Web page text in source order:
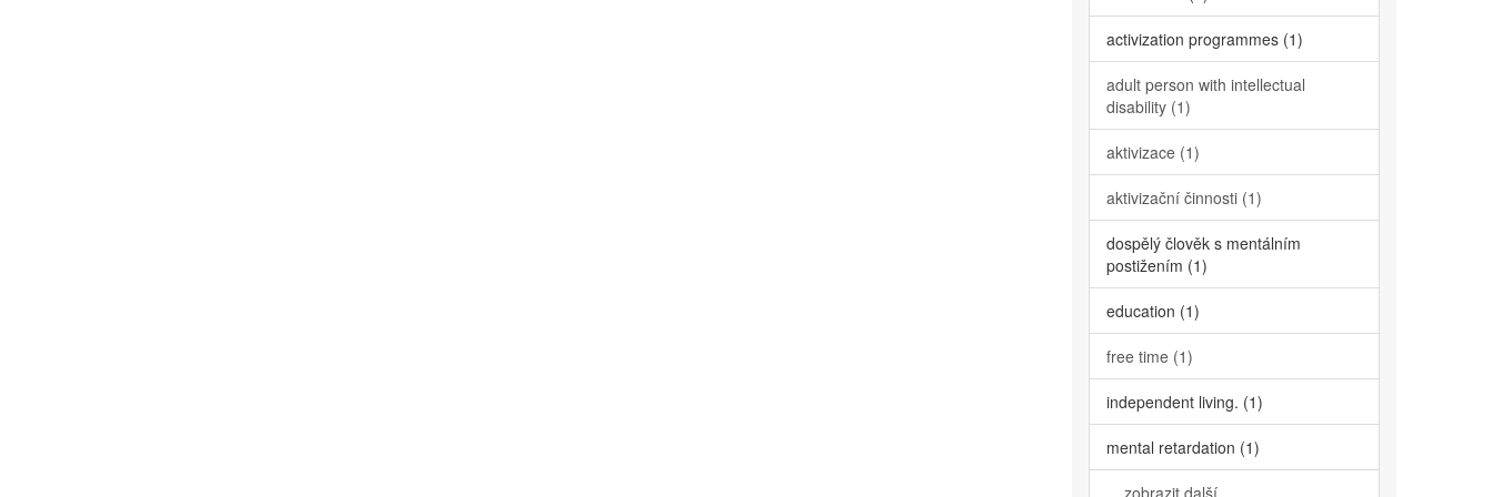
activization programmes (1)
adult person with intellectual
disability (1)
aktivizace (1)
aktivizační činnosti (1)
dospělý člověk s mentálním
postižením (1)
education (1)
free time (1)
independent living. (1)
mental retardation (1)
... zobrazit další